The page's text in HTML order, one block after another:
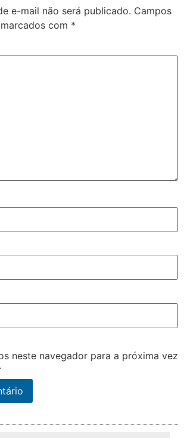
e-mail não será publicado. Campos
com *
neste navegador para a próxima vez